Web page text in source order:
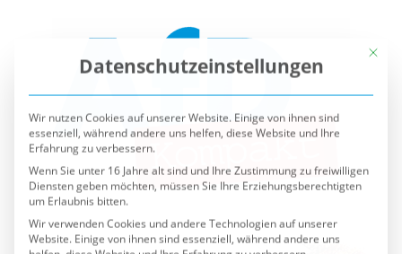
Datenschutzeinstellungen
Wir nutzen Cookies auf unserer Website. Einige von ihnen sind
Erfahrung zu verbessern.
Wenn Sie unter 16 Jahre alt sind und Ihre Zustimmung zu freiwilligen
um Erlaubnis bitten.
Wir verwenden Cookies und andere Technologien auf unserer
helfen, diese Website und Ihre Erfahrung zu verbessern.
Personenbezogene Daten können verarbeitet werden (z. B. IP-